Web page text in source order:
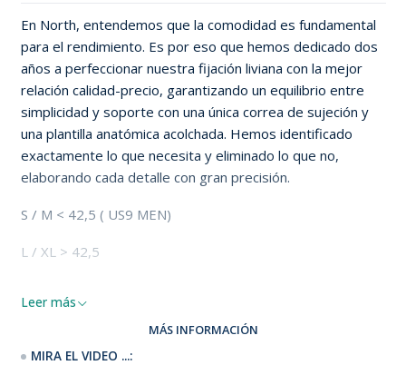
En North, entendemos que la comodidad es fundamental
para el rendimiento. Es por eso que hemos dedicado dos
años a perfeccionar nuestra fijación liviana con la mejor
relación calidad-precio, garantizando un equilibrio entre
simplicidad y soporte con una única correa de sujeción y
una plantilla anatómica acolchada. Hemos identificado
exactamente lo que necesita y eliminado lo que no,
elaborando cada detalle con gran precisión.
S / M < 42,5 ( US9 MEN)
L / XL > 42,5
Leer más
MÁS INFORMACIÓN
MIRA EL VIDEO ...: